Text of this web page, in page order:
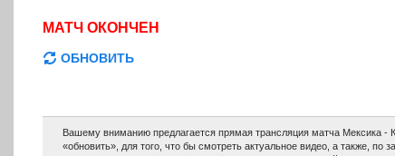
МАТЧ ОКОНЧЕН
ОБНОВИТЬ
Вашему вниманию предлагается прямая трансляция матча Мексика -
«обновить», для того, что бы смотреть актуальное видео, а также, по